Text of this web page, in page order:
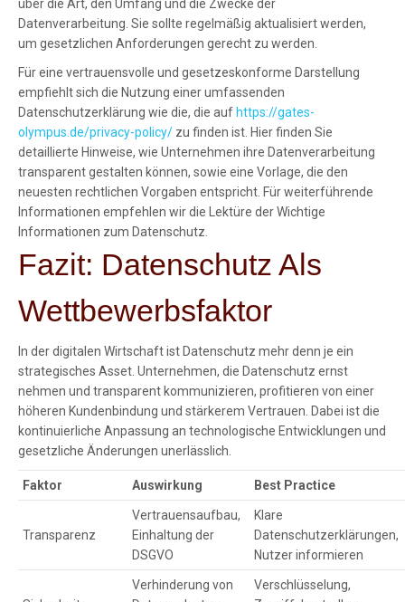
über die Art, den Umfang und die Zwecke der
Datenverarbeitung. Sie sollte regelmäßig aktualisiert werden,
um gesetzlichen Anforderungen gerecht zu werden.
Für eine vertrauensvolle und gesetzeskonforme Darstellung
empfiehlt sich die Nutzung einer umfassenden
Datenschutzerklärung wie die, die auf https://gates-
olympus.de/privacy-policy/ zu finden ist. Hier finden Sie
detaillierte Hinweise, wie Unternehmen ihre Datenverarbeitung
transparent gestalten können, sowie eine Vorlage, die den
neuesten rechtlichen Vorgaben entspricht. Für weiterführende
Informationen empfehlen wir die Lektüre der Wichtige
Informationen zum Datenschutz.
Fazit: Datenschutz Als
Wettbewerbsfaktor
In der digitalen Wirtschaft ist Datenschutz mehr denn je ein
strategisches Asset. Unternehmen, die Datenschutz ernst
nehmen und transparent kommunizieren, profitieren von einer
höheren Kundenbindung und stärkerem Vertrauen. Dabei ist die
kontinuierliche Anpassung an technologische Entwicklungen und
gesetzliche Änderungen unerlässlich.
Faktor Auswirkung Best Practice
Transparenz
Vertrauensaufbau,
Einhaltung der
DSGVO
Klare
Datenschutzerklärungen,
Nutzer informieren
Verhinderung von
Verschlüsselung,